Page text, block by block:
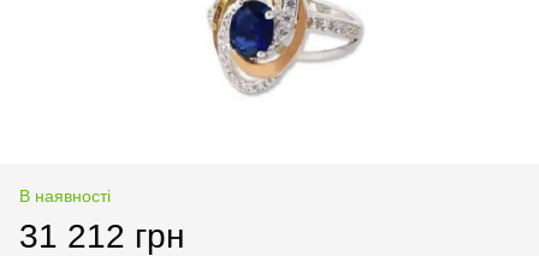
В наявності
31 212 грн